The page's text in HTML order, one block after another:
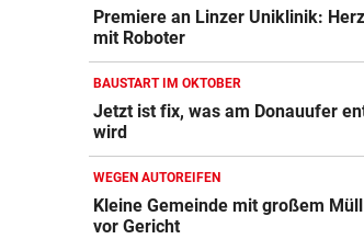
Premiere an Linzer Uniklinik:
mit Roboter
BAUSTART IM OKTOBER
Jetzt ist fix, was am Donauufer
wird
WEGEN AUTOREIFEN
Kleine Gemeinde mit großem
vor Gericht